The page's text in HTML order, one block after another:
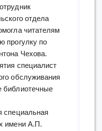
отдела
читателям
прогулку по
Чехова.
специалист
обслуживания
библиотечные
специальная
имени А.П.